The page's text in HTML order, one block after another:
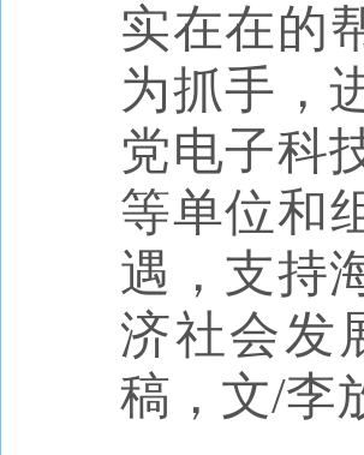
实在在的
为抓手，
党电子科
等单位和
遇，支持
济社会发
稿，文/李